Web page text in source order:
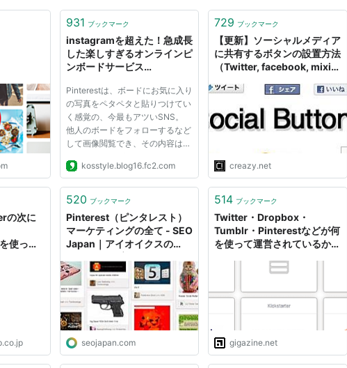
天が出資、提携を発表し、今後の日本進出が期待されている。
出資--日本進出も支援 - CNET Japan
在のIT界において最も影響力をもつ賞といわれている「SXSW イン
の2012年度「インタラクティブ・アワード」を受賞した。
サイトの評価、ソーシャル系が顕著に #編集会議 |
タイ） by 宣伝会議
secret board）
提供され始めた、非公開でボードを所有できる機能。「Secret」設
で、公開に切り替えることができるが、1度公開したボードを非公
ない。
防止策
931 ブックマーク
instagramを超えた！急成長
した楽しすぎるオンラインピ
ンボードサービス
クブログKo's Style
Pinterestは、ボードにお気に入り
の写真をペタペタと貼りつけてい
く感覚の、今最もアツいSNS。
他人のボードをフォローするなど
して画像閲覧でき、その内容はフ
リア、料理など、見ているだけで
ニークビジター数ではなんと既に
Fa...
kosstyle.blog16.fc2.com
729 ブックマーク
【更新】ソーシャルメディア
に共有するボタンの設置方法
（Twitter, facebook, mixi,
Tumblr, Pinterest, はてブ）
creazy.net
の次に
使って
520 ブックマーク
Pinterest（ピンタレスト）
マーケティングの全て - SEO
Japan｜アイオイクスの
集客情報ブログ
seojapan.com
514 ブックマーク
Twitter・Dropbox・
Tumblr・Pinterestなどが何
を使って運営されているかが
gigazine.net